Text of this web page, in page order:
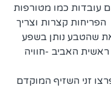
עובדות כמו מטורפות
הפריחות קצרות וצריך
שהטבע נותן בשפע
האביב -חוויה
זני השזיף המוקדם